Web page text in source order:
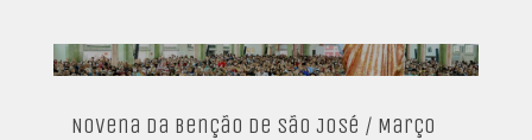
Novena da Benção de São José / Março